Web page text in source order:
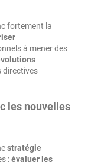
fortement la
à mener des
directives
les nouvelles
stratégie
:évaluer les